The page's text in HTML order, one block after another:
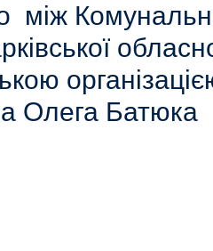
між
Олега Батюка